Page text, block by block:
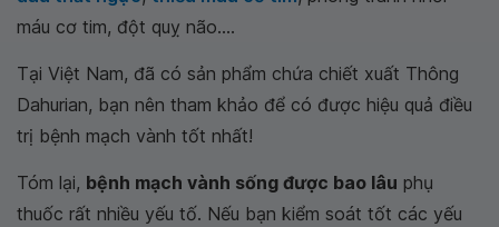
máu cơ tim, đột quỵ não....
Tại Việt Nam, đã có sản phẩm chứa chiết xuất Thông
Dahurian, bạn nên tham khảo để có được hiệu quả điều
trị bệnh mạch vành tốt nhất!
Tóm lại, bệnh mạch vành sống được bao lâu phụ
thuốc rất nhiều yếu tố. Nếu bạn kiểm soát tốt các yếu